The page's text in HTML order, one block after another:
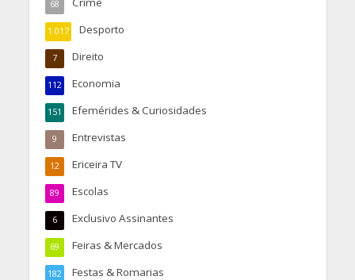
68
Desporto
1.017
Direito
7
Economia
112
Efemérides & Curiosidades
151
Entrevistas
9
Ericeira TV
12
Escolas
89
Exclusivo Assinantes
6
Feiras & Mercados
69
Festas & Romarias
182